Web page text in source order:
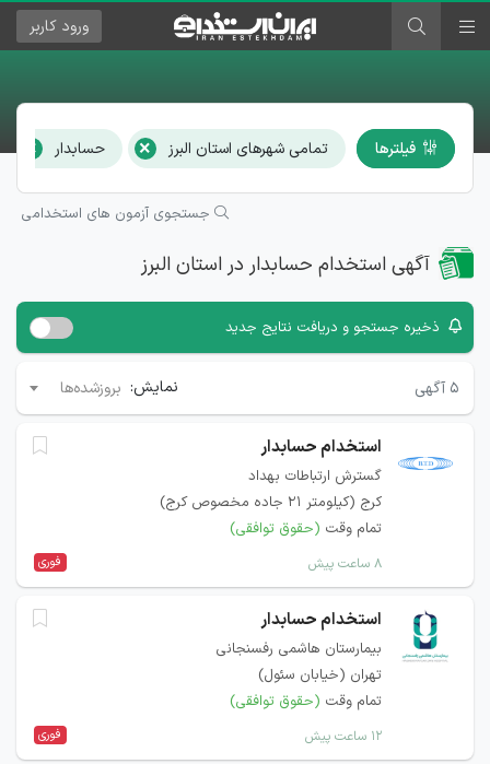
ورود کاربر
فیلترها تمامی شهرهای استان البرز × حسابدار ×
جستجوی آزمون های استخدامی
آگهی استخدام حسابدار در استان البرز
ذخیره جستجو و دریافت نتایج جدید
۵ آگهی نمایش: بروزشده‌ها
استخدام حسابدار
گسترش ارتباطات بهداد
کرج (کیلومتر 21 جاده مخصوص کرج)
تمام وقت (حقوق توافقی)
۸ ساعت پیش فوری
استخدام حسابدار
بیمارستان هاشمی رفسنجانی
تهران (خیابان سئول)
تمام وقت (حقوق توافقی)
۱۲ ساعت پیش فوری